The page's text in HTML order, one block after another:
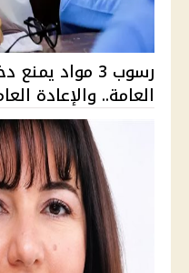
رسوب 3 مواد
العامة.. والإعادة